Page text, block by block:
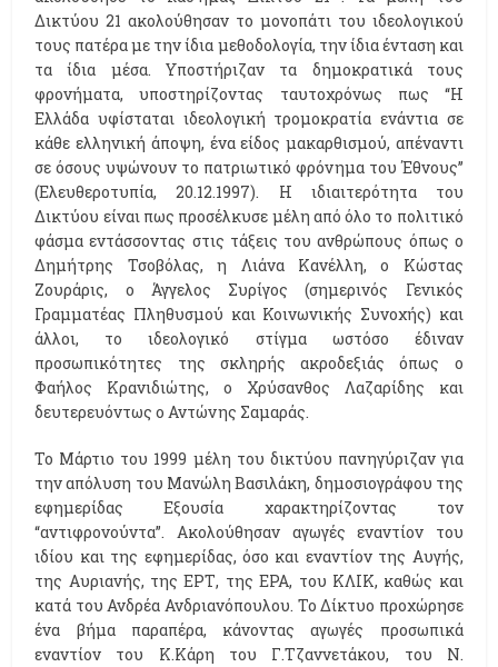
Δικτύου 21 ακολούθησαν το μονοπάτι του ιδεολογικού
τους πατέρα με την ίδια μεθοδολογία, την ίδια ένταση και
τα ίδια μέσα. Υποστήριζαν τα δημοκρατικά τους
φρονήματα, υποστηρίζοντας ταυτοχρόνως πως ‘‘Η
Ελλάδα υφίσταται ιδεολογική τρομοκρατία ενάντια σε
κάθε ελληνική άποψη, ένα είδος μακαρθισμού, απέναντι
σε όσους υψώνουν το πατριωτικό φρόνημα του Έθνους’’
(Ελευθεροτυπία, 20.12.1997). H ιδιαιτερότητα του
Δικτύου είναι πως προσέλκυσε μέλη από όλο το πολιτικό
φάσμα εντάσσοντας στις τάξεις του ανθρώπους όπως ο
Δημήτρης Τσοβόλας, η Λιάνα Κανέλλη, ο Κώστας
Ζουράρις, ο Άγγελος Συρίγος (σημερινός Γενικός
Γραμματέας Πληθυσμού και Κοινωνικής Συνοχής) και
άλλοι, το ιδεολογικό στίγμα ωστόσο έδιναν
προσωπικότητες της σκληρής ακροδεξιάς όπως ο
Φαήλος Κρανιδιώτης, ο Χρύσανθος Λαζαρίδης και
δευτερευόντως ο Αντώνης Σαμαράς.
Το Μάρτιο του 1999 μέλη του δικτύου πανηγύριζαν για
την απόλυση του Μανώλη Βασιλάκη, δημοσιογράφου της
εφημερίδας Εξουσία χαρακτηρίζοντας τον
“αντιφρονούντα”. Ακολούθησαν αγωγές εναντίον του
ιδίου και της εφημερίδας, όσο και εναντίον της Αυγής,
της Αυριανής, της ΕΡΤ, της ΕΡΑ, του ΚΛΙΚ, καθώς και
κατά του Ανδρέα Ανδριανόπουλου. Το Δίκτυο προχώρησε
ένα βήμα παραπέρα, κάνοντας αγωγές προσωπικά
εναντίον του Κ.Κάρη του Γ.Τζαννετάκου, του Ν.